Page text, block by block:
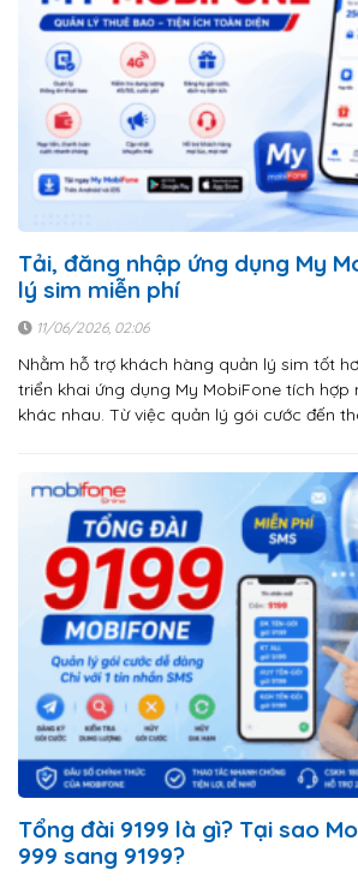
Tải, đăng nhập ứng dụng My
lý sim miễn phí
11/06/2026, 02:06
Nhằm hỗ trợ khách hàng quản lý sim tốt
triển khai ứng dụng My MobiFone tích hợp
khác nhau. Từ việc quản lý gói cước đến
Tổng đài 9199 là gì? Tại sao
999 sang 9199?